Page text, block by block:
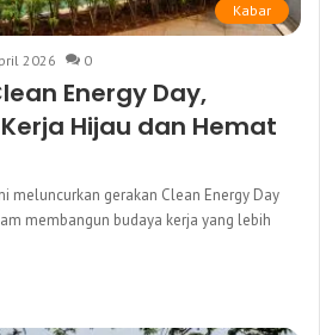
Kabar
2026 0
Energy Day,
Hijau dan Hemat
meluncurkan gerakan Clean Energy Day
membangun budaya kerja yang lebih